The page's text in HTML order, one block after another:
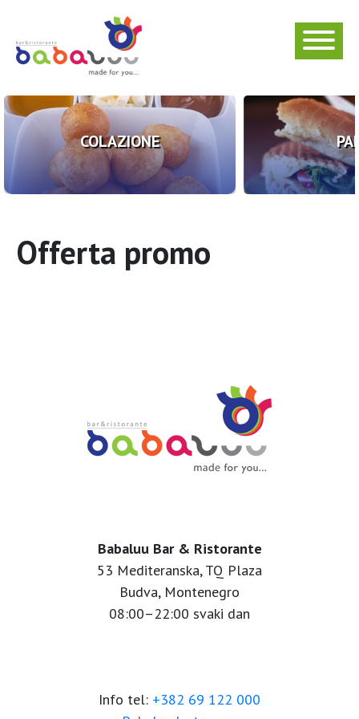
COLAZIONE
Offerta promo
Babaluu Bar & Ristorante
53 Mediteranska, TQ Plaza
Budva, Montenegro
08:00–22:00 svaki dan
Info tel: +382 69 122 000